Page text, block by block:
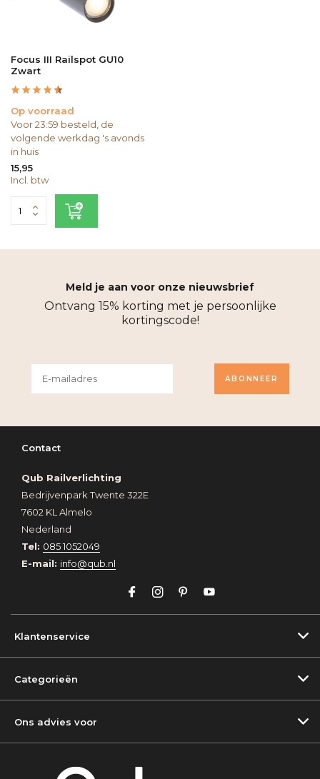
Focus III Railspot GU10
Zwart
Op voorraad
Voor 23:59 besteld, de
volgende werkdag 's avonds
in huis
15,95
Incl. btw
Meld je aan voor onze nieuwsbrief
Ontvang 15% korting met je persoonlijke
kortingscode!
ABONNEER
Contact
Qub Railverlichting
Bedrijvenpark Twente 322E
7602 KL Almelo
Nederland
Tel: 085 1052049
E-mail: info@qub.nl
Klantenservice
Categorieën
Ons advies voor